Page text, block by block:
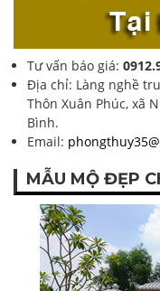
Tư vấn báo giá:
Địa chỉ: Làng nghề
Thôn Xuân Phúc, xã
Bình.
Email:
MẪU MỘ ĐẸP